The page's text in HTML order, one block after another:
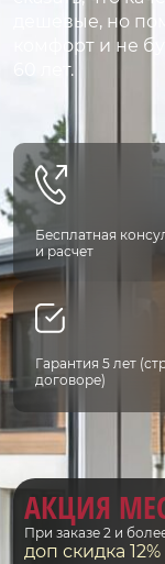
дешевые, но
комфорт и не
60 лет.
Бесплатная
и расчет
Гарантия 5 лет
договоре)
АКЦИЯ
При заказе 2 и
доп скидка 12%